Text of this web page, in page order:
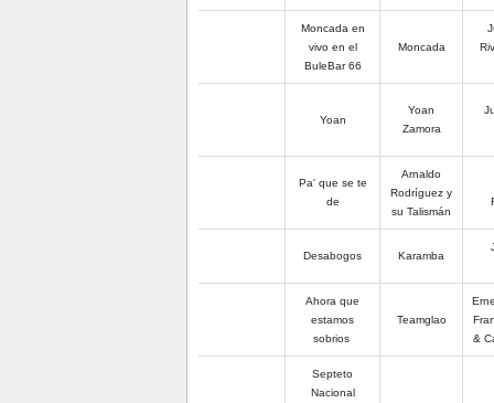
Moncada en
vivo en el
BuleBar 66
Moncada
Yoan
Yoan
Zamora
Pa' que se te
de
Arnaldo
Rodríguez y
su Talismán
Desabogos Karamba
Ahora que
estamos
sobrios
Teamglao
&
Septeto
Nacional